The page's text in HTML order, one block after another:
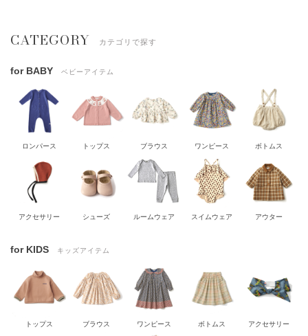
CATEGORY カテゴリで探す
for BABY ベビーアイテム
ロンパース トップス ブラウス ワンピース ボトムス
アクセサリー シューズ ルームウェア スイムウェア アウター
for KIDS キッズアイテム
トップス ブラウス ワンピース ボトムス アクセサリー